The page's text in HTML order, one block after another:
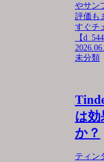
やサン
評価も
すぐチ
【
未分類
は効
か？
ティン